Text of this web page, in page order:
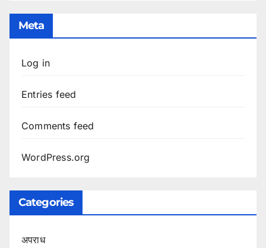
Meta
Log in
Entries feed
Comments feed
WordPress.org
Categories
अपराध